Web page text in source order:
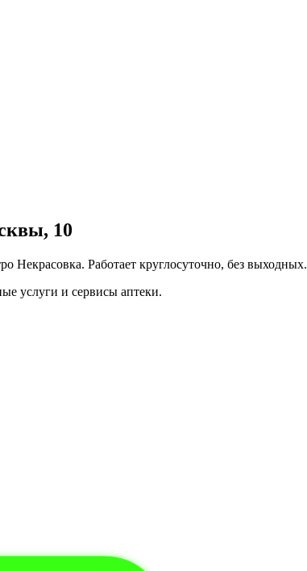
10
Некрасовка. Работает круглосуточно, без выходных.
услуги и сервисы аптеки.